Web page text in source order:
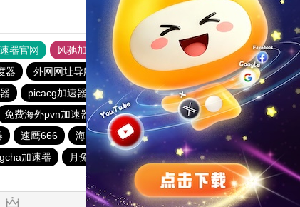
器官网 风驰加速器
旋风加速器
器 外网网址导航 软件中心 雷霆加速
狂飙加速器
picacg加速器 小猫咪crash加速器
baacloud官网
免费海外pvn加速器 蚂蚁加速器
hammer加速器
速鹰666 海外梯子官网
速连加速器
加速器 月兔加速器 起飞加速器
红海pro官网